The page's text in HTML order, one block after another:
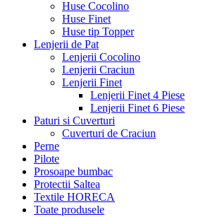
Huse Cocolino
Huse Finet
Huse tip Topper
Lenjerii de Pat
Lenjerii Cocolino
Lenjerii Craciun
Lenjerii Finet
Lenjerii Finet 4 Piese
Lenjerii Finet 6 Piese
Paturi si Cuverturi
Cuverturi de Craciun
Perne
Pilote
Prosoape bumbac
Protectii Saltea
Textile HORECA
Toate produsele